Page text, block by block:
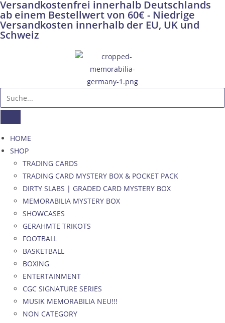
Versandkostenfrei innerhalb Deutschlands
ab einem Bestellwert von 60€ - Niedrige
Versandkosten innerhalb der EU, UK und
Schweiz
HOME
SHOP
TRADING CARDS
TRADING CARD MYSTERY BOX & POCKET PACK
DIRTY SLABS | GRADED CARD MYSTERY BOX
MEMORABILIA MYSTERY BOX
SHOWCASES
GERAHMTE TRIKOTS
FOOTBALL
BASKETBALL
BOXING
ENTERTAINMENT
CGC SIGNATURE SERIES
MUSIK MEMORABILIA NEU!!!
NON CATEGORY